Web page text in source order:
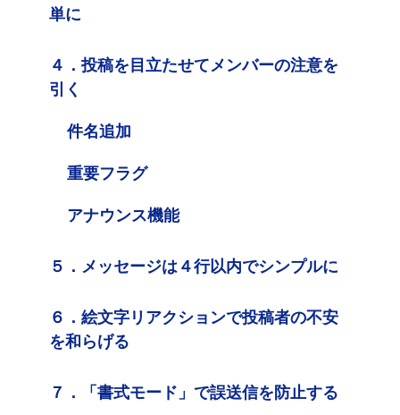
単に
４．投稿を目立たせてメンバーの注意を
引く
件名追加
重要フラグ
アナウンス機能
５．メッセージは４行以内でシンプルに
６．絵文字リアクションで投稿者の不安
を和らげる
７．「書式モード」で誤送信を防止する